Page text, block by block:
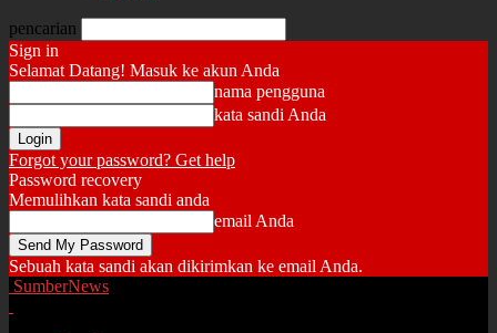
pencarian
Sign in
Selamat Datang! Masuk ke akun Anda
nama pengguna
kata sandi Anda
Forgot your password? Get help
Password recovery
Memulihkan kata sandi anda
email Anda
Sebuah kata sandi akan dikirimkan ke email Anda.
SumberNews